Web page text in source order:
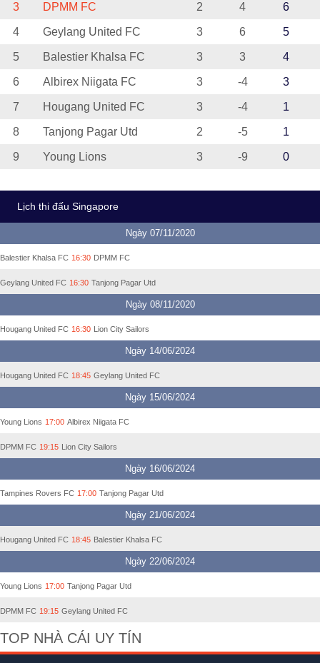
3 DPMM FC 2 4 6
4 Geylang United FC 3 6 5
5 Balestier Khalsa FC 3 3 4
6 Albirex Niigata FC 3 -4 3
7 Hougang United FC 3 -4 1
8 Tanjong Pagar Utd 2 -5 1
9 Young Lions 3 -9 0
Lịch thi đấu Singapore
Ngày 07/11/2020
Balestier Khalsa FC 16:30 DPMM FC
Geylang United FC 16:30 Tanjong Pagar Utd
Ngày 08/11/2020
Hougang United FC 16:30 Lion City Sailors
Ngày 14/06/2024
Hougang United FC 18:45 Geylang United FC
Ngày 15/06/2024
Young Lions 17:00 Albirex Niigata FC
DPMM FC 19:15 Lion City Sailors
Ngày 16/06/2024
Tampines Rovers FC 17:00 Tanjong Pagar Utd
Ngày 21/06/2024
Hougang United FC 18:45 Balestier Khalsa FC
Ngày 22/06/2024
Young Lions 17:00 Tanjong Pagar Utd
DPMM FC 19:15 Geylang United FC
TOP NHÀ CÁI UY TÍN